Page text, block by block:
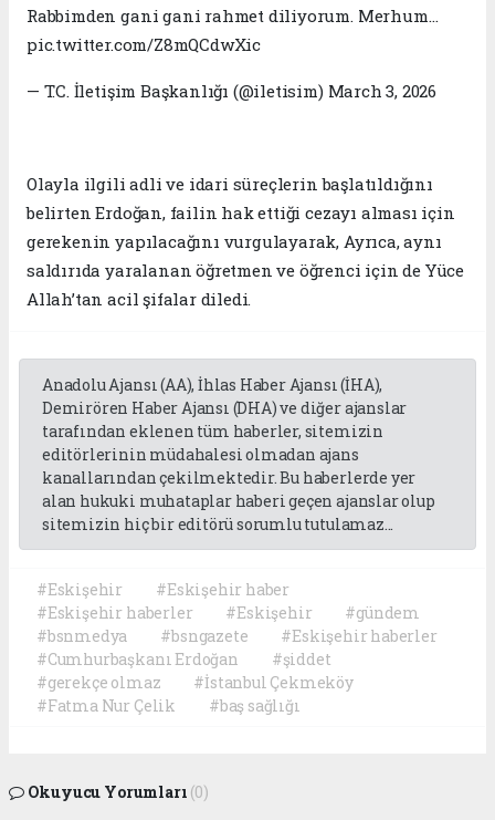
Rabbimden gani gani rahmet diliyorum. Merhum…
pic.twitter.com/Z8mQCdwXic
— T.C. İletişim Başkanlığı (@iletisim) March 3, 2026
Olayla ilgili adli ve idari süreçlerin başlatıldığını
belirten Erdoğan, failin hak ettiği cezayı alması için
gerekenin yapılacağını vurgulayarak, Ayrıca, aynı
saldırıda yaralanan öğretmen ve öğrenci için de Yüce
Allah’tan acil şifalar diledi.
Anadolu Ajansı (AA), İhlas Haber Ajansı (İHA),
Demirören Haber Ajansı (DHA) ve diğer ajanslar
tarafından eklenen tüm haberler, sitemizin
editörlerinin müdahalesi olmadan ajans
kanallarından çekilmektedir. Bu haberlerde yer
alan hukuki muhataplar haberi geçen ajanslar olup
sitemizin hiç bir editörü sorumlu tutulamaz...
#Eskişehir
#Eskişehir haber
#Eskişehir haberler
#Eskişehir
#gündem
#bsnmedya
#bsngazete
#Eskişehir haberler
#Cumhurbaşkanı Erdoğan
#şiddet
#gerekçe olmaz
#İstanbul Çekmeköy
#Fatma Nur Çelik
#baş sağlığı
Okuyucu Yorumları (0)